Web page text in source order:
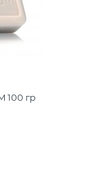
100 гр